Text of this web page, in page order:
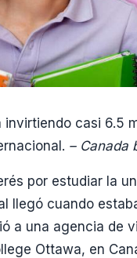
casi 6.5
– Canada
por estudiar la
llegó cuando
a una agencia de
Ottawa, en